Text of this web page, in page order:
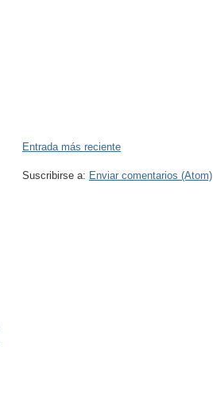
Entrada más reciente
Suscribirse a: Enviar comentarios (Atom)